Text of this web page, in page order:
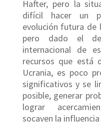
Hafter, pero la
difícil hacer un
evolución futura de
pero dado el
internacional de
recursos que está
Ucrania, es poco
significativos y se
posible, generar
lograr
socaven la